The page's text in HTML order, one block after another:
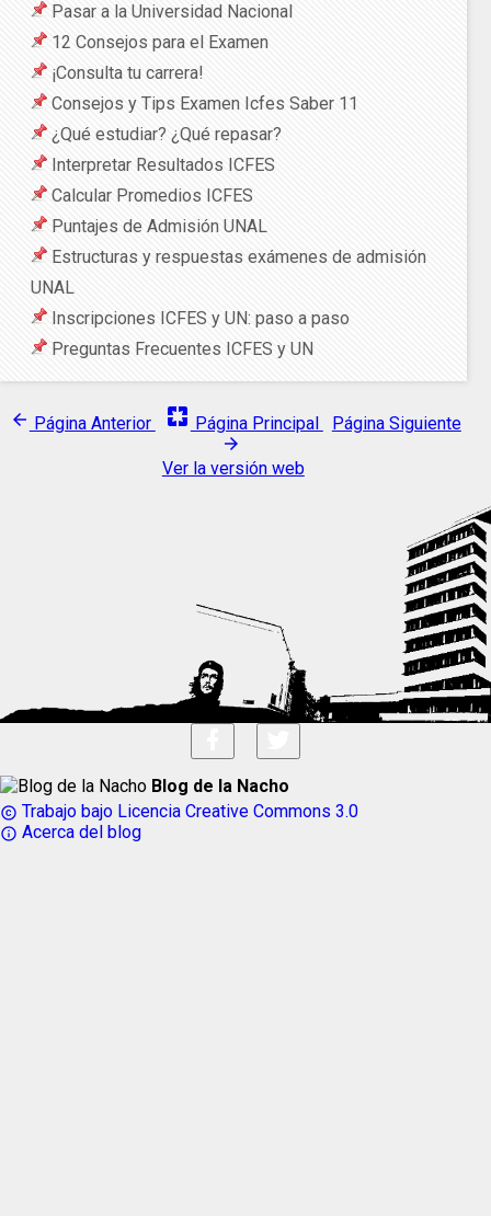
Pasar a la Universidad Nacional
12 Consejos para el Examen
¡Consulta tu carrera!
Consejos y Tips Examen Icfes Saber 11
¿Qué estudiar? ¿Qué repasar?
Interpretar Resultados ICFES
Calcular Promedios ICFES
Puntajes de Admisión UNAL
Estructuras y respuestas exámenes de admisión
UNAL
Inscripciones ICFES y UN: paso a paso
Preguntas Frecuentes ICFES y UN
arrow_back Página Anterior pages Página Principal Página Siguiente
arrow_forward
Ver la versión web
Blog de la Nacho
copyright Trabajo bajo Licencia Creative Commons 3.0
info_outline Acerca del blog